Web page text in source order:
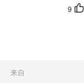
9
来自